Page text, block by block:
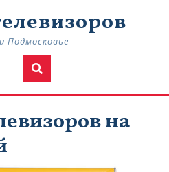
Подмосковье
Open
на